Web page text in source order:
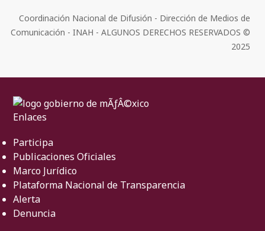
Coordinación Nacional de Difusión - Dirección de Medios de
Comunicación - INAH - ALGUNOS DERECHOS RESERVADOS ©
2025
Enlaces
Participa
Publicaciones Oficiales
Marco Jurídico
Plataforma Nacional de Transparencia
Alerta
Denuncia